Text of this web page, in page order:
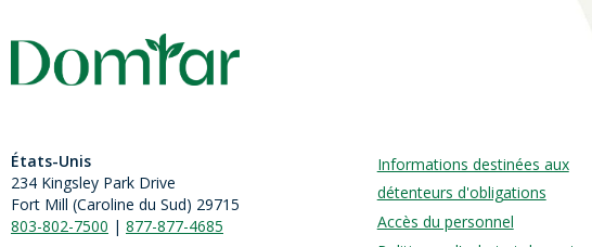
États-Unis
234 Kingsley Park Drive
Fort Mill (Caroline du Sud) 29715
803-802-7500 | 877-877-4685
Informations destinées aux
détenteurs d'obligations
Accès du personnel